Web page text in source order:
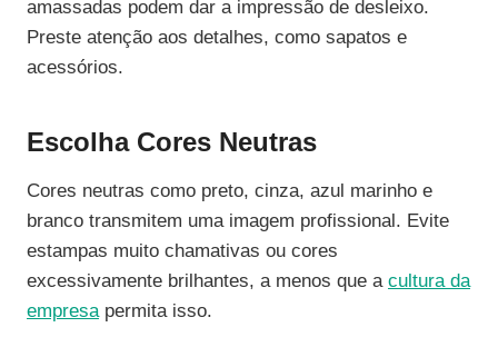
amassadas podem dar a impressão de desleixo.
Preste atenção aos detalhes, como sapatos e
acessórios.
Escolha Cores Neutras
Cores neutras como preto, cinza, azul marinho e
branco transmitem uma imagem profissional. Evite
estampas muito chamativas ou cores
excessivamente brilhantes, a menos que a cultura da
empresapermita isso.